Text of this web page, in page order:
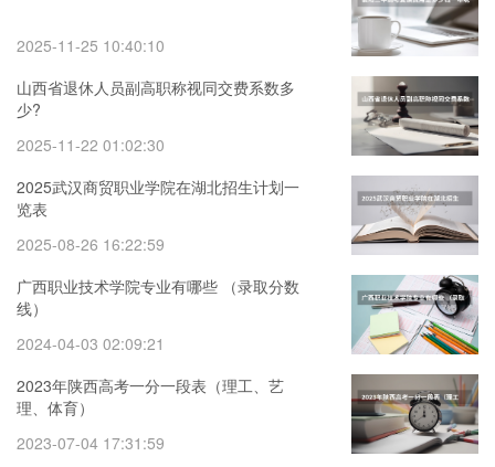
2025-11-25 10:40:10
山西省退休人员副高职称视同交费系数多
少?
2025-11-22 01:02:30
2025武汉商贸职业学院在湖北招生计划一
览表
2025-08-26 16:22:59
广西职业技术学院专业有哪些 （录取分数
线）
2024-04-03 02:09:21
2023年陕西高考一分一段表（理工、艺
理、体育）
2023-07-04 17:31:59